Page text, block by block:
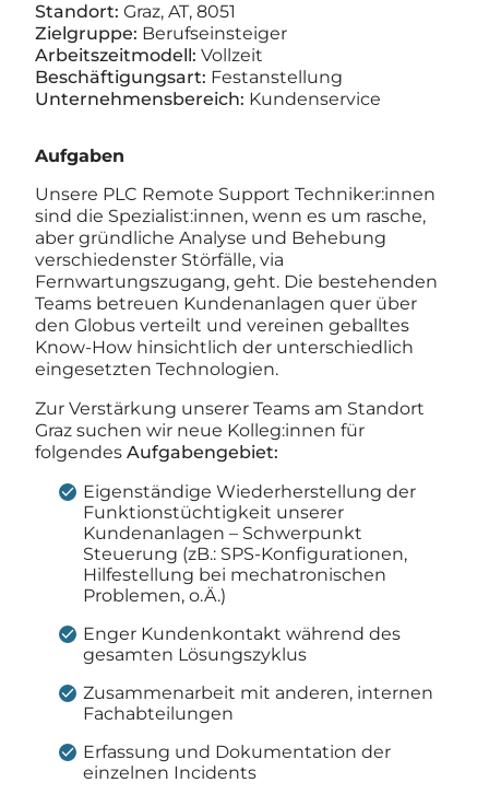
Standort: Graz, AT, 8051
Zielgruppe: Berufseinsteiger
Arbeitszeitmodell: Vollzeit
Beschäftigungsart: Festanstellung
Unternehmensbereich: Kundenservice
Aufgaben
Unsere PLC Remote Support Techniker:innen
sind die Spezialist:innen, wenn es um rasche,
aber gründliche Analyse und Behebung
verschiedenster Störfälle, via
Fernwartungszugang, geht. Die bestehenden
Teams betreuen Kundenanlagen quer über
den Globus verteilt und vereinen geballtes
Know-How hinsichtlich der unterschiedlich
eingesetzten Technologien.
Zur Verstärkung unserer Teams am Standort
Graz suchen wir neue Kolleg:innen für
folgendes Aufgabengebiet:
Eigenständige Wiederherstellung der
Funktionstüchtigkeit unserer
Kundenanlagen – Schwerpunkt
Steuerung (zB.: SPS-Konfigurationen,
Hilfestellung bei mechatronischen
Problemen, o.Ä.)
Enger Kundenkontakt während des
gesamten Lösungszyklus
Zusammenarbeit mit anderen, internen
Fachabteilungen
Erfassung und Dokumentation der
einzelnen Incidents